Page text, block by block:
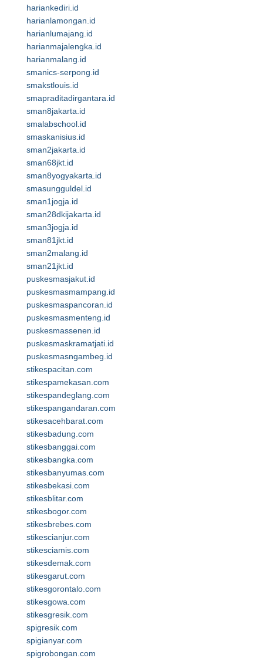
hariankediri.id
harianlamongan.id
harianlumajang.id
harianmajalengka.id
harianmalang.id
smanics-serpong.id
smakstlouis.id
smapraditadirgantara.id
sman8jakarta.id
smalabschool.id
smaskanisius.id
sman2jakarta.id
sman68jkt.id
sman8yogyakarta.id
smasungguldel.id
sman1jogja.id
sman28dkijakarta.id
sman3jogja.id
sman81jkt.id
sman2malang.id
sman21jkt.id
puskesmasjakut.id
puskesmasmampang.id
puskesmaspancoran.id
puskesmasmenteng.id
puskesmassenen.id
puskesmaskramatjati.id
puskesmasngambeg.id
stikespacitan.com
stikespamekasan.com
stikespandeglang.com
stikespangandaran.com
stikesacehbarat.com
stikesbadung.com
stikesbanggai.com
stikesbangka.com
stikesbanyumas.com
stikesbekasi.com
stikesblitar.com
stikesbogor.com
stikesbrebes.com
stikescianjur.com
stikesciamis.com
stikesdemak.com
stikesgarut.com
stikesgorontalo.com
stikesgowa.com
stikesgresik.com
spigresik.com
spigianyar.com
spigrobongan.com